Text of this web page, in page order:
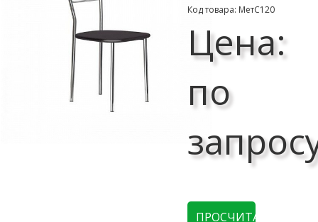
Код товара: МетС120
Цена:
по
ПРОСЧИТАТЬ